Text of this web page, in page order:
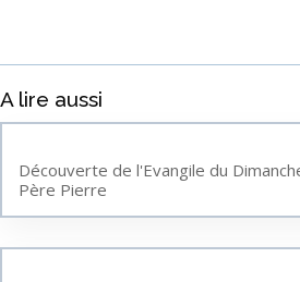
A lire aussi
Découverte de l'Evangile du
Père Pierre